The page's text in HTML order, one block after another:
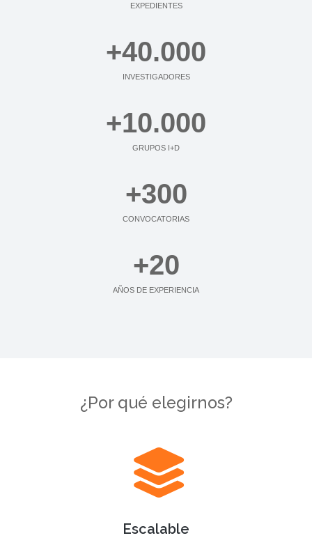
EXPEDIENTES
40.000
INVESTIGADORES
10.000
GRUPOS I+D
300
CONVOCATORIAS
20
AÑOS DE EXPERIENCIA
¿Por qué elegirnos?
Escalable